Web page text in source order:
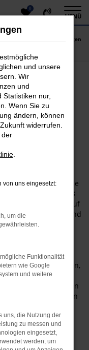
0
MENÜ
Citroen C3 Gebrauchtwagen
in
in
nicht allzu tief in die
einen Citroen C3
seit vielen Jahren auf
voll und
Langlebigkeit und
gebrauchten
sind. Anders
offen und Sie
die Hand zu nehmen,
zu sein. Wir
und kommen Ihnen
zu knapp kalkulierten
und unsere
Wir
und
nur,
Wenn Sie zu
ändern, können
widerrufen.
der
von uns eingesetzt:
um die
Funktionalität
wie Google
und weitere
uns, die Nutzung der
zu messen und
eingesetzt,
werden, um